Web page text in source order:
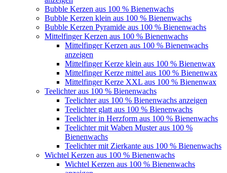
Bubble Kerzen aus 100 % Bienenwachs
Bubble Kerzen klein aus 100 % Bienenwachs
Bubble Kerzen Pyramide aus 100 % Bienenwachs
Mittelfinger Kerzen aus 100 % Bienenwachs
Mittelfinger Kerzen aus 100 % Bienenwachs
anzeigen
Mittelfinger Kerze klein aus 100 % Bienenwax
Mittelfinger Kerze mittel aus 100 % Bienenwax
Mittelfinger Kerze XXL aus 100 % Bienenwax
Teelichter aus 100 % Bienenwachs
Teelichter aus 100 % Bienenwachs anzeigen
Teelichter glatt aus 100 % Bienenwachs
Teelichter in Herzform aus 100 % Bienenwachs
Teelichter mit Waben Muster aus 100 %
Bienenwachs
Teelichter mit Zierkante aus 100 % Bienenwachs
Wichtel Kerzen aus 100 % Bienenwachs
Wichtel Kerzen aus 100 % Bienenwachs